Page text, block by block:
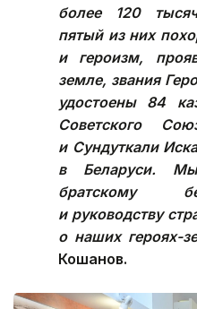
более 120
пятый из них
и героизм,
земле, звания
удостоены 84
Советского
и Сундуткали
в Беларуси. Мы
братскому
и руководству
о наших героях-
Кошанов.